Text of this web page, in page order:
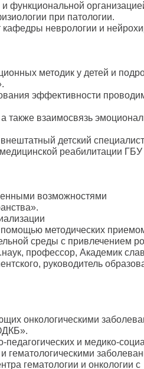
функциональной
при патологии.
неврологии и
методик у детей и
эффективности
взаимосвязь
детский
реабилитации
возможностями
методических
среды с привлечением
профессор, Академик
руководитель
онкологическими
педагогических и медико-
гематологическими
гематологии и онкологии с